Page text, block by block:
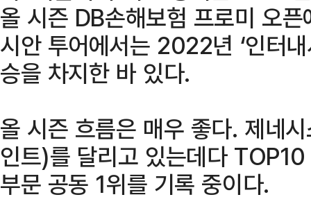
올 시즌 DB손해보험 프로미 오
시안 투어에서는 2022년 ‘인터
승을 차지한 바 있다.
올 시즌 흐름은 매우 좋다. 제네
인트)를 달리고 있는데다
부문 공동 1위를 기록 중이다.